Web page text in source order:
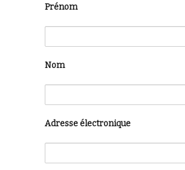
Prénom
Nom
Adresse électronique